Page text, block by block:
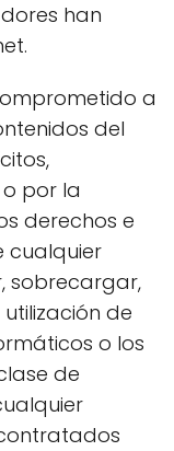
han
a
del
por la
derechos e
cualquier
sobrecargar,
de
o los
de